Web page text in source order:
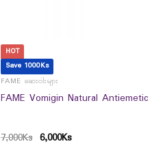
HOT
Save 1000Ks
FAME ဆေးဝါးများ
FAME Vomigin Natural Antiemetic
7,000Ks 6,000Ks